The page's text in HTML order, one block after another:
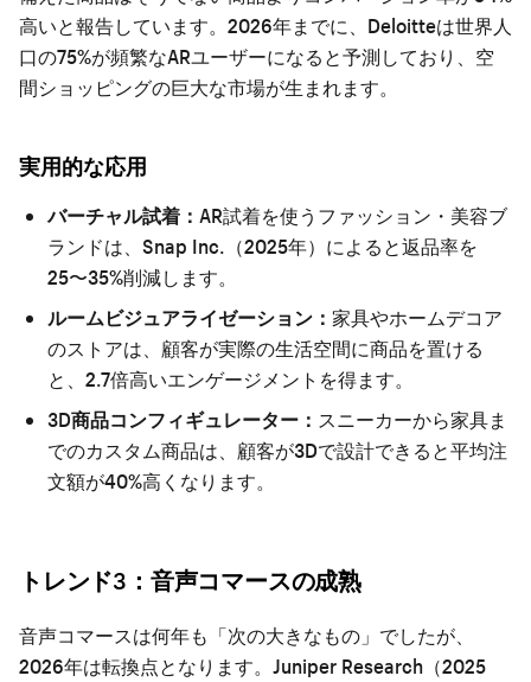
高いと報告しています。2026年までに、Deloitteは世界人
口の75%が頻繁なARユーザーになると予測しており、空
間ショッピングの巨大な市場が生まれます。
実用的な応用
バーチャル試着： AR試着を使うファッション・美容ブ
ランドは、Snap Inc.（2025年）によると返品率を
25〜35%削減します。
ルームビジュアライゼーション： 家具やホームデコア
のストアは、顧客が実際の生活空間に商品を置ける
と、2.7倍高いエンゲージメントを得ます。
3D商品コンフィギュレーター： スニーカーから家具ま
でのカスタム商品は、顧客が3Dで設計できると平均注
文額が40%高くなります。
トレンド3：音声コマースの成熟
音声コマースは何年も「次の大きなもの」でしたが、
2026年は転換点となります。Juniper Research（2025